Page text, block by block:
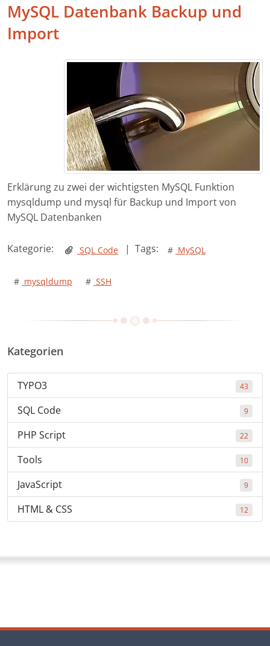
MySQL Datenbank Backup und
Import
Erklärung zu zwei der wichtigsten MySQL Funktion
mysqldump und mysql für Backup und Import von
MySQL Datenbanken
Kategorie: SQL Code | Tags: # MySQL
# mysqldump # SSH
Kategorien
TYPO3 43
SQL Code 9
PHP Script 22
Tools 10
JavaScript 9
HTML & CSS 12